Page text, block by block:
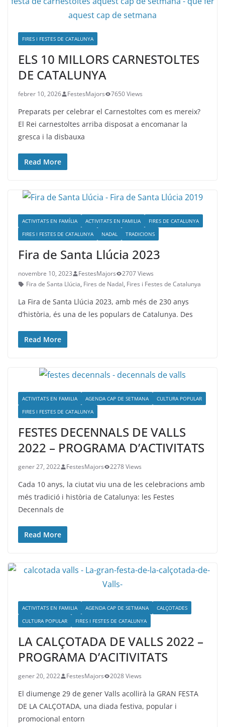
FIRES I FESTES DE CATALUNYA
ELS 10 MILLORS CARNESTOLTES
DE CATALUNYA
febrer 10, 2026 FestesMajors 7650 Views
Preparats per celebrar el Carnestoltes com es mereix?
El Rei carnestoltes arriba disposat a encomanar la
gresca i la disbauxa
Read More
ACTIVITATS EN FAMÍLIA ACTIVITATS EN FAMILIA
FIRES DE CATALUNYA
FIRES I FESTES DE CATALUNYA
NADAL TRADICIONS
Fira de Santa Llúcia 2023
novembre 10, 2023 FestesMajors
2707 Views
Fira de Santa Llúcia, Fires de Nadal, Fires i Festes de Catalunya
La Fira de Santa Llúcia 2023, amb més de 230 anys
d’història, és una de les populars de Catalunya. Des
Read More
ACTIVITATS EN FAMILIA AGENDA CAP DE SETMANA
CULTURA POPULAR
FIRES I FESTES DE CATALUNYA
FESTES DECENNALS DE VALLS
2022 – PROGRAMA D’ACTIVITATS
gener 27, 2022 FestesMajors 2278 Views
Cada 10 anys, la ciutat viu una de les celebracions amb
més tradició i història de Catalunya: les Festes
Decennals de
Read More
ACTIVITATS EN FAMILIA AGENDA CAP DE SETMANA
CALÇOTADES
CULTURA POPULAR
FIRES I FESTES DE CATALUNYA
LA CALÇOTADA DE VALLS 2022 –
PROGRAMA D’ACITIVITATS
gener 20, 2022 FestesMajors 2028 Views
El diumenge 29 de gener Valls acollirà la GRAN FESTA
DE LA CALÇOTADA, una diada festiva, popular i
promocional entorn